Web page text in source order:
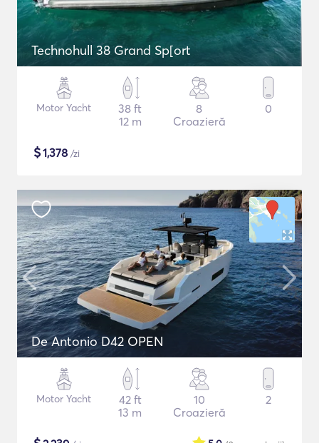
Technohull 38 Grand Sp[ort
Motor Yacht
38 ft
12 m
8
Croazieră
0
$1,378 /zi
De Antonio D42 OPEN
Motor Yacht
42 ft
13 m
10
Croazieră
2